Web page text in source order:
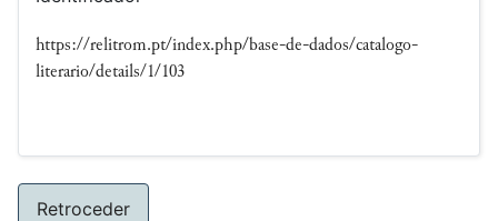
https://relitrom.pt/index.php/base-de-dados/catalogo-
literario/details/1/103
Retroceder